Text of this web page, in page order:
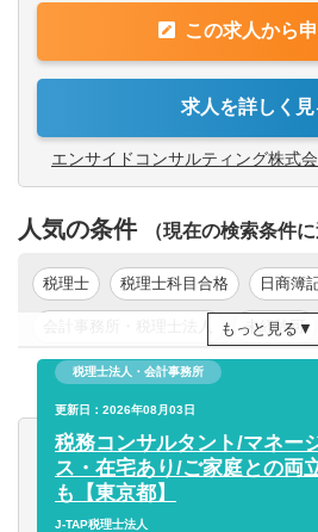
（簿記・中小企業診断士・ファ
【具体的には】
・資金繰りの管理
・財務状況改善のための資金調
ケジュールなど）
・事業計画の見直しや策定支援
【将来のキャリアパス】
・税務コンサル領域にもチャレン
・新規事業立ち上げのためのシ
あなたのやる気次第で様々なチャ
この求人から
求人を詳しく見
エンサイドコンサルティング株式
人気の条件 （現在の検索条件に
税理士 税理士科目合格 日商簿
未経験可
新卒可 年収200万円以上
年収400万円以上 年収500万円以上
もっと見る
税理士法人・会計事務所
更新日：2026年08月03日
税務コンサルタント/マネー
ス・在宅あり/ご家庭との両
も【東京都】
J-TAP税理士法人